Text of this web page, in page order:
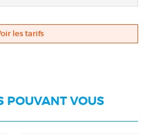
les tarifs
POUVANT VOUS